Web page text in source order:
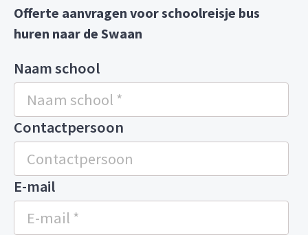
Offerte aanvragen voor schoolreisje bus
huren naar de Swaan
Naam school
Contactpersoon
E-mail